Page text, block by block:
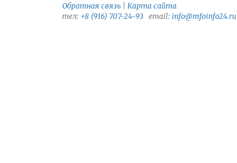
Обратная связь
Карта сайта
тел: +8 (916) 707-24-93 email: info@mfoinfo24.ru